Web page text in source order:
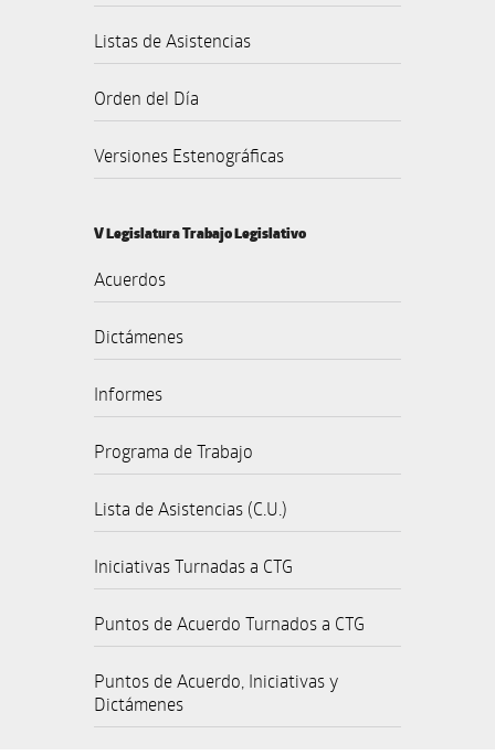
Listas de Asistencias
Orden del Día
Versiones Estenográficas
V Legislatura Trabajo Legislativo
Acuerdos
Dictámenes
Informes
Programa de Trabajo
Lista de Asistencias (C.U.)
Iniciativas Turnadas a CTG
Puntos de Acuerdo Turnados a CTG
Puntos de Acuerdo, Iniciativas y
Dictámenes